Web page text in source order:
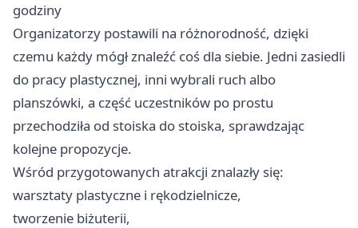
godziny
Organizatorzy postawili na różnorodność, dzięki
czemu każdy mógł znaleźć coś dla siebie. Jedni zasiedli
do pracy plastycznej, inni wybrali ruch albo
planszówki, a część uczestników po prostu
przechodziła od stoiska do stoiska, sprawdzając
kolejne propozycje.
Wśród przygotowanych atrakcji znalazły się:
warsztaty plastyczne i rękodzielnicze,
tworzenie biżuterii,